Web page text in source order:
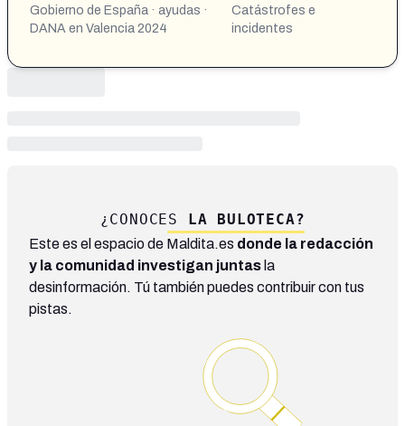
Gobierno de España · ayudas ·
DANA en Valencia 2024
Catástrofes e
incidentes
¿CONOCES LA BULOTECA?
Este es el espacio de Maldita.es donde la redacción
y la comunidad investigan juntas la
desinformación. Tú también puedes contribuir con tus
pistas.